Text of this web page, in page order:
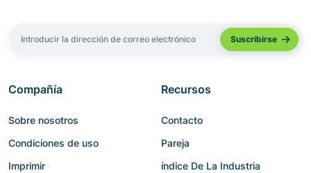
Compañía
Sobre nosotros
Condiciones de uso
Imprimir
Recursos
Contacto
Pareja
índice De La Industria